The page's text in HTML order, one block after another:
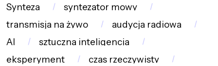
Synteza
syntezator mowy
transmisja na żywo
audycja radiowa
AI
sztuczna inteligencja
eksperyment
czas rzeczywisty